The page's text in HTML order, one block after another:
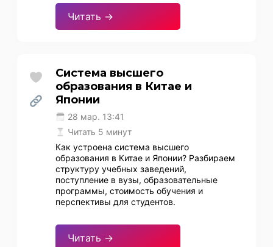
Читать →
Система высшего
образования в Китае и
Японии
28 мар. 13:41
Читать 5 минут
Как устроена система высшего
образования в Китае и Японии? Разбираем
структуру учебных заведений,
поступление в вузы, образовательные
программы, стоимость обучения и
перспективы для студентов.
Читать →